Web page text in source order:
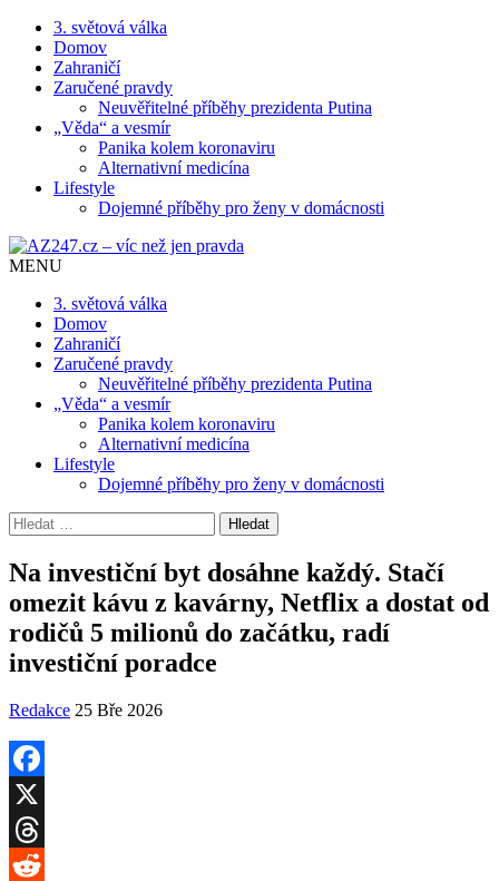
3. světová válka
Domov
Zahraničí
Zaručené pravdy
Neuvěřitelné příběhy prezidenta Putina
„Věda“ a vesmír
Panika kolem koronaviru
Alternativní medicína
Lifestyle
Dojemné příběhy pro ženy v domácnosti
MENU
3. světová válka
Domov
Zahraničí
Zaručené pravdy
Neuvěřitelné příběhy prezidenta Putina
„Věda“ a vesmír
Panika kolem koronaviru
Alternativní medicína
Lifestyle
Dojemné příběhy pro ženy v domácnosti
Vyhledávání
Na investiční byt dosáhne každý. Stačí
omezit kávu z kavárny, Netflix a dostat od
rodičů 5 milionů do začátku, radí
investiční poradce
Redakce 25 Bře 2026
Facebook
X
Threads